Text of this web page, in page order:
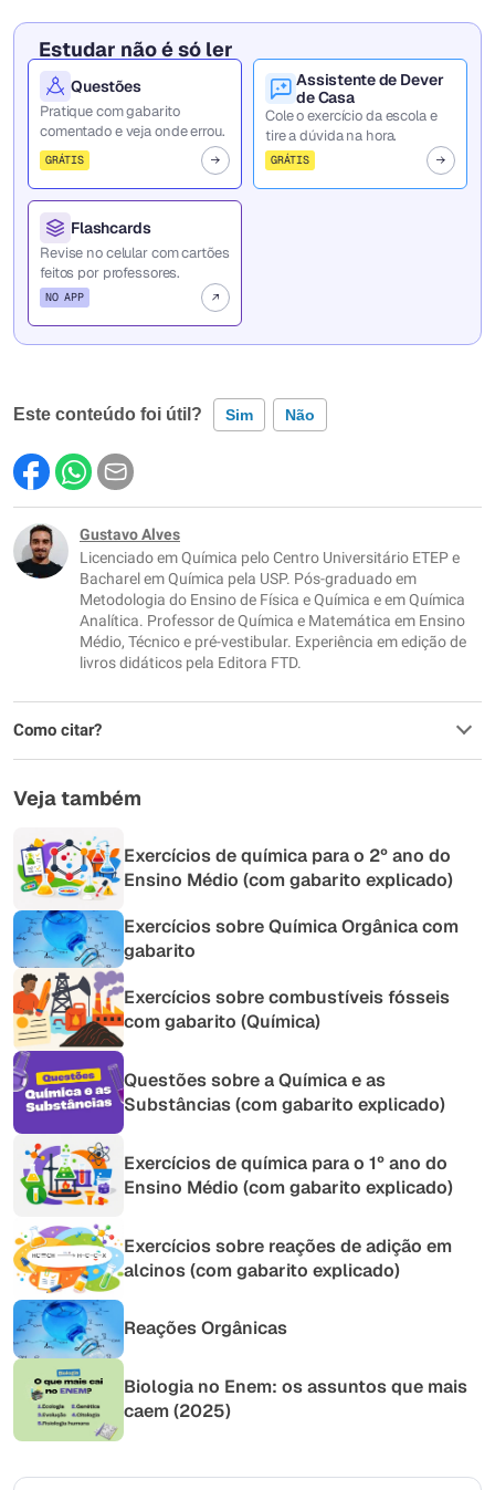
Estudar não é só ler
Questões
Pratique com gabarito
comentado e veja onde errou.
GRÁTIS
Assistente de Dever
de Casa
Cole o exercício da escola e
tire a dúvida na hora.
GRÁTIS
Flashcards
Revise no celular com cartões
feitos por professores.
NO APP
Este conteúdo foi útil? Sim Não
Este conteúdo contém informação incorreta
Este conteúdo não tem a informação que procuro
Outro
Gustavo Alves
Licenciado em Química pelo Centro Universitário ETEP e
Bacharel em Química pela USP. Pós-graduado em
Metodologia do Ensino de Física e Química e em Química
Analítica. Professor de Química e Matemática em Ensino
Médio, Técnico e pré-vestibular. Experiência em edição de
livros didáticos pela Editora FTD.
Como citar?
Veja também
Exercícios de química para o 2º ano do
Ensino Médio (com gabarito explicado)
Exercícios sobre Química Orgânica com
gabarito
Exercícios sobre combustíveis fósseis
com gabarito (Química)
Questões sobre a Química e as
Substâncias (com gabarito explicado)
Exercícios de química para o 1º ano do
Ensino Médio (com gabarito explicado)
Exercícios sobre reações de adição em
alcinos (com gabarito explicado)
Reações Orgânicas
Biologia no Enem: os assuntos que mais
caem (2025)